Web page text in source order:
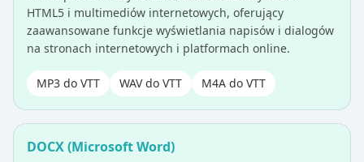
HTML5 i multimediów internetowych, oferujący
zaawansowane funkcje wyświetlania napisów i dialogów
na stronach internetowych i platformach online.
MP3 do VTT WAV do VTT M4A do VTT
DOCX (Microsoft Word)